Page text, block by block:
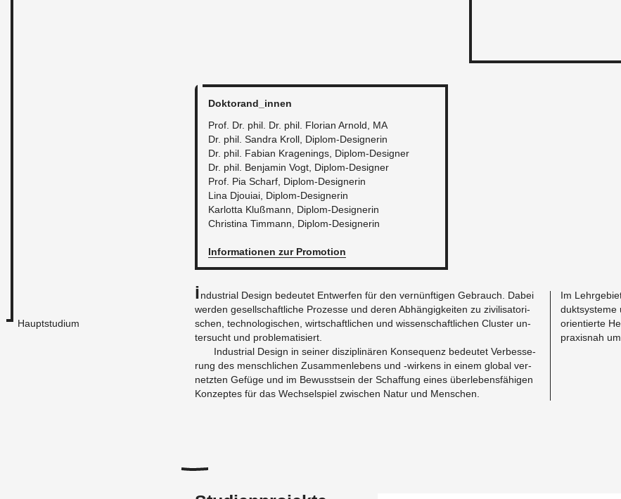
Hauptstudium
Dok­to­ran­d_in­nen
Prof. Dr. phil. Dr. phil. Flo­ri­an Ar­nold, MA
Dr. phil. San­dra Kroll, Di­plom-De­si­gne­rin
Dr. phil. Fa­bi­an Kra­ge­nings, Di­plom-De­si­gner
Dr. phil. Ben­ja­min Vogt, Di­plom-De­si­gner
Prof. Pia Scharf, Di­plom-De­si­gne­rin
Lina Djoui­ai, Di­plom-De­si­gne­rin
Kar­lot­ta Kluß­mann, Di­plom-De­si­gne­rin
Chris­ti­na Timmann, Di­plom-De­si­gne­rin
In­for­ma­tio­nen zur Pro­mo­ti­on
In­dus­tri­al De­sign be­deu­tet Ent­wer­fen für den ver­nünf­ti­gen Ge­brauch. Dabei
wer­den ge­sell­schaft­li­che Pro­zes­se und deren Ab­hän­gig­kei­ten zu zi­vi­li­sa­to­ri­
schen, tech­no­lo­gi­schen, wirt­schaft­li­chen und wis­sen­schaft­li­chen Clus­ter un­
ter­sucht und pro­ble­ma­ti­siert.
In­dus­tri­al De­sign in sei­ner dis­zi­pli­nä­ren Kon­se­quenz be­deu­tet Ver­bes­se­
rung des mensch­li­chen Zu­sam­men­le­bens und -wir­kens in einem glo­bal ver­
netz­ten Ge­fü­ge und im Be­wusst­sein der Schaf­fung eines über­le­bens­fä­hi­gen
Kon­zep­tes für das Wech­sel­spiel zwi­schen Natur und Men­schen.
Im
dukt­sys­te­me
ori­en­tier­te
pra­xis­nah